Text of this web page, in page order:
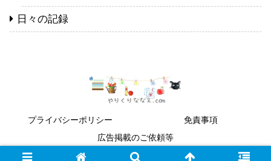
日々の記録
プライバシーポリシー
免責事項
広告掲載のご依頼等
Copyright © 2016 やりくりななえ.com All Rights Reserved.